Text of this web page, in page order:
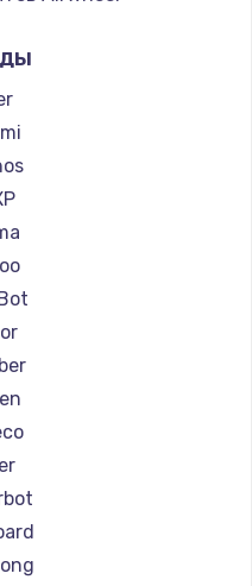
Hunter
Shorner
Joyor
Minimotors
Bork
Segway
KIRIN